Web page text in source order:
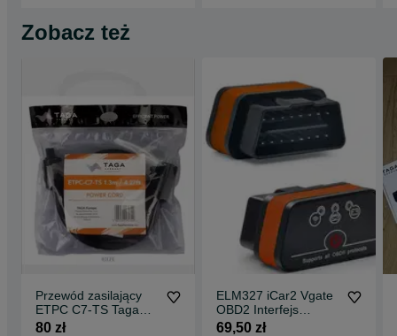
Zobacz też
Przewód zasilający
ETPC C7-TS Taga
Harmony
80 zł
ELM327 iCar2 Vgate
OBD2 Interfejs
Bluetooth Warszawa
69,50 zł